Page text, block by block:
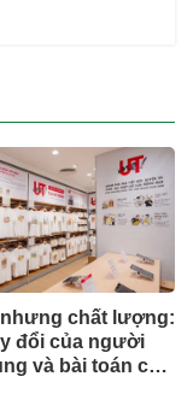
nhưng chất lượng:
đổi của người
và bài toán cho